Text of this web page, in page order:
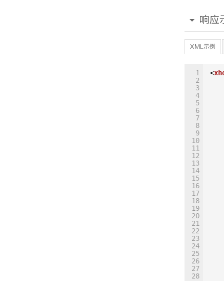
34
35
36
37
41
42
43
44
响应
XML示例
1
2
3
4
5
6
7
8
9
10
11
12
13
14
15
16
17
18
19
20
21
22
23
24
25
26
27
28
<